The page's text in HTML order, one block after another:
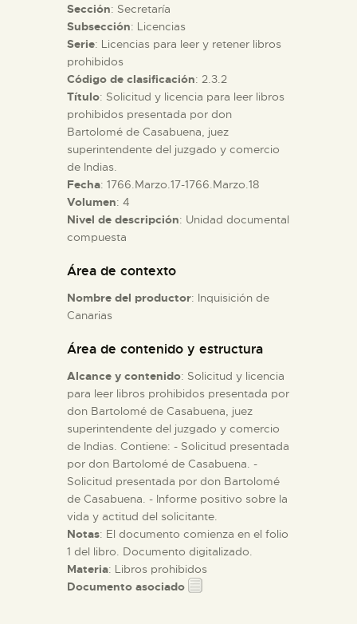
PREPARAR LA VISITA
ACTIVIDADES
█
EL MUSEO
COLECCIONES
ESPAÑOL
Sección: Secretaría
Subsección: Licencias
Serie: Licencias para leer y retener libros
prohibidos
Código de clasificación: 2.3.2
Título: Solicitud y licencia para leer libros
prohibidos presentada por don
Bartolomé de Casabuena, juez
superintendente del juzgado y comercio
de Indias.
Fecha: 1766.Marzo.17-1766.Marzo.18
Volumen: 4
Nivel de descripción: Unidad documental
compuesta
Área de contexto
Nombre del productor: Inquisición de
Canarias
Área de contenido y estructura
Alcance y contenido: Solicitud y licencia
para leer libros prohibidos presentada por
don Bartolomé de Casabuena, juez
superintendente del juzgado y comercio
de Indias. Contiene: - Solicitud presentada
por don Bartolomé de Casabuena. -
Solicitud presentada por don Bartolomé
de Casabuena. - Informe positivo sobre la
vida y actitud del solicitante.
Notas: El documento comienza en el folio
1 del libro. Documento digitalizado.
Materia: Libros prohibidos
Documento asociado